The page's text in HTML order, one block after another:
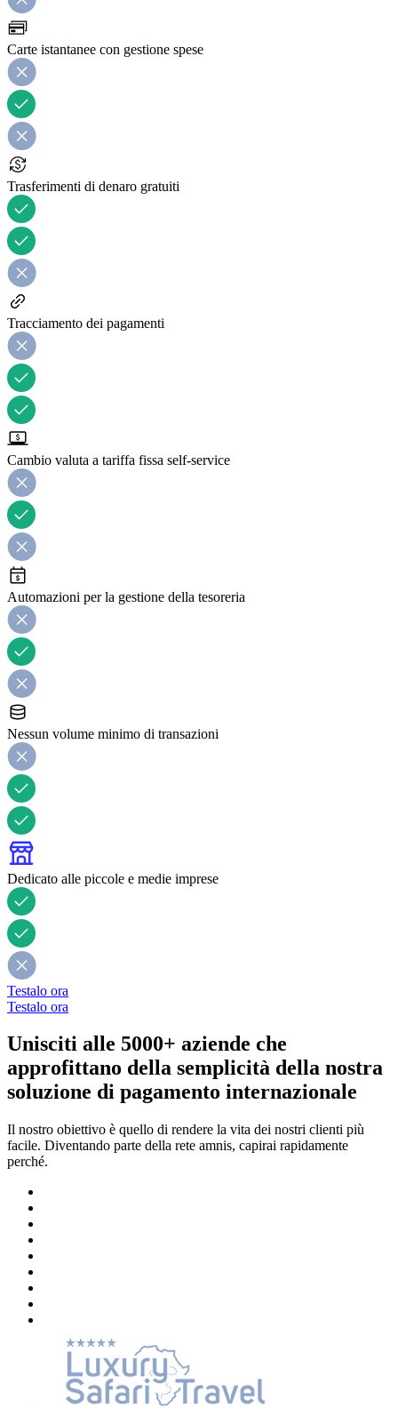
Carte istantanee con gestione spese
Trasferimenti di denaro gratuiti
Tracciamento dei pagamenti
Cambio valuta a tariffa fissa self-service
Automazioni per la gestione della tesoreria
Nessun volume minimo di transazioni
Dedicato alle piccole e medie imprese
Testalo ora
Testalo ora
Unisciti alle 5000+ aziende che
approfittano della semplicità della nostra
soluzione di pagamento internazionale
Il nostro obiettivo è quello di rendere la vita dei nostri clienti più
facile. Diventando parte della rete amnis, capirai rapidamente
perché.